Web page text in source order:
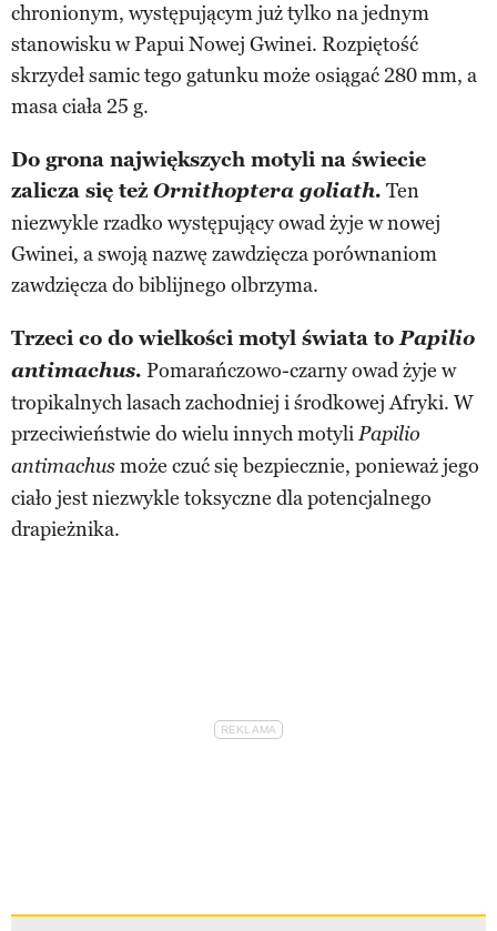
chronionym, występującym już tylko na jednym
stanowisku w Papui Nowej Gwinei. Rozpiętość
skrzydeł samic tego gatunku może osiągać 280 mm, a
masa ciała 25 g.
Do grona największych motyli na świecie
zalicza się też Ornithoptera goliath. Ten
niezwykle rzadko występujący owad żyje w nowej
Gwinei, a swoją nazwę zawdzięcza porównaniom
zawdzięcza do biblijnego olbrzyma.
Trzeci co do wielkości motyl świata toPapilio
antimachus. Pomarańczowo-czarny owad żyje w
tropikalnych lasach zachodniej i środkowej Afryki. W
przeciwieństwie do wielu innych motyliPapilio
antimachusmoże czuć się bezpiecznie, ponieważ jego
ciało jest niezwykle toksyczne dla potencjalnego
drapieżnika.